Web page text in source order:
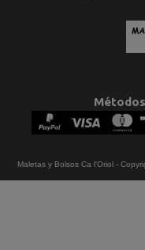
Maletas y Bolsos Ca l'Oriol-